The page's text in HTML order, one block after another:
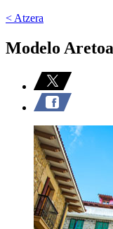
< Atzera
Modelo Aretoa